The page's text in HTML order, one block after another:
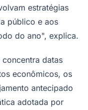
estratégias
público e aos
do ano", explica.
datas
econômicos, os
antecipado
adotada por